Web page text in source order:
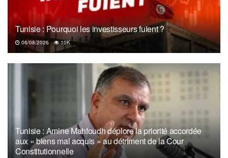
Tunisie : Pourquoi les investisseurs fuient ?
06/08/2026 10K
Tunisie : Amine Mahfoudh déplore la priorité accordée
aux « biens mal acquis » au détriment de la Cour
Constitutionnelle